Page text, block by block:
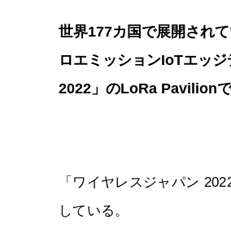
世界177カ国で展開され
ロエミッションIoTエッ
2022」のLoRa Pavilion
「ワイヤレスジャパン
している。